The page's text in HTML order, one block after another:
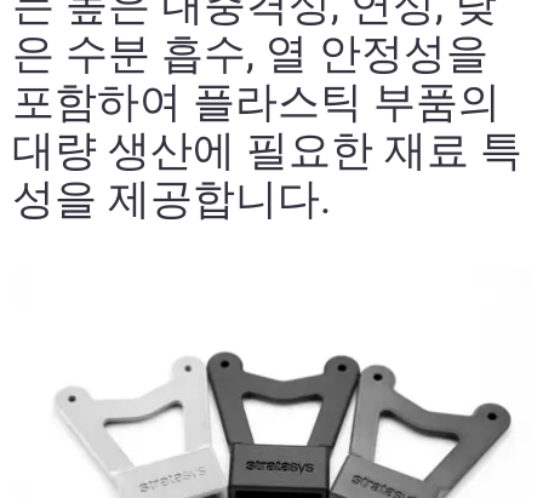
은 수분 흡수, 열 안정성을
포함하여 플라스틱 부품의
대량 생산에 필요한 재료 특
성을 제공합니다.